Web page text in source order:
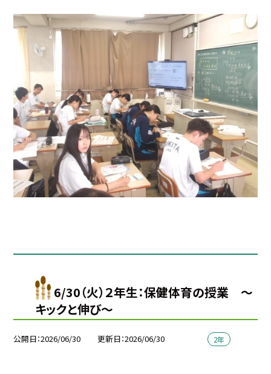
6/30（火）２年生：保健体育の授業 ～
キックと伸び～
公開日 2026/06/30 更新日 2026/06/30 2年